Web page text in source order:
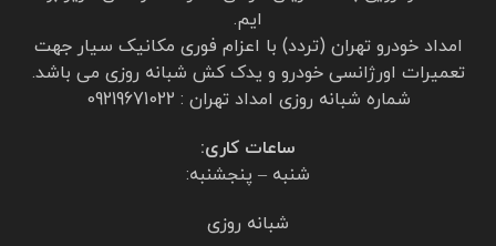
با خودروبر از تهران پارس حمل تا قزوین آوردن اعم
از لحاظ زمانی فوری و هم از لحاظ برخورد خوش
اخلاق و هم از نظر قیمت ارزان‌تر از سایر شرکت
امدادخودرو بود
از مدیریت شرکت امدادخودرو تردد و از کارکنان
امداد تردد تقدیر و تشکر میکنم خلیلی راضی هستم
https://emdadtaradodtehran.com/
برای پاسخ دادن وارد شوید